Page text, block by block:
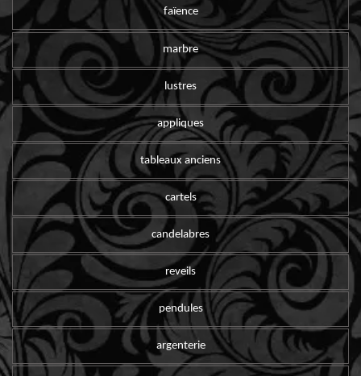
faïence
marbre
lustres
appliques
tableaux anciens
cartels
candelabres
reveils
pendules
argenterie